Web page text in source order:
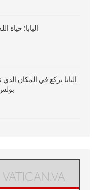
البابا: حياة
البابا يركع في المكان الذي